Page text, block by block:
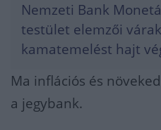
Nemzeti Bank
testület elemzői
kamatemelést hajt
Ma inflációs és
a jegybank.